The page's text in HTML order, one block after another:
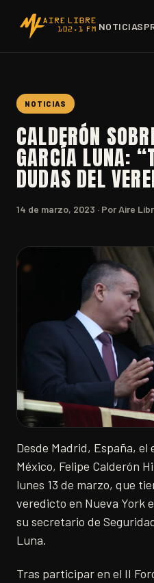
NOTICIAS
NOTICIAS
CALDERÓN
GARCÍA LUNA:
DUDAS DEL
14 de marzo, 2023 · Por Aire
Desde Madrid, España,
México, Felipe Calderón
lunes 13 de marzo, que
veredicto en Nueva York
su secretario de
Luna.
Tras participar en el II